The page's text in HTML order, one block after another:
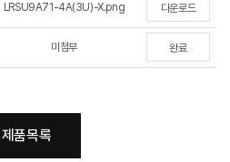
LRSU9A71-4A(3U)-X.png 다운로드
미첨부 완료
제품목록